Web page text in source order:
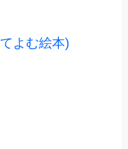
よむ絵本)